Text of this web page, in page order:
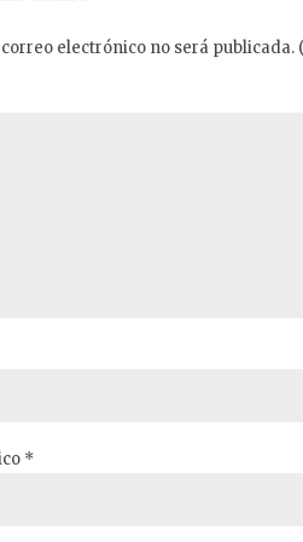
electrónico no será publicada.
*